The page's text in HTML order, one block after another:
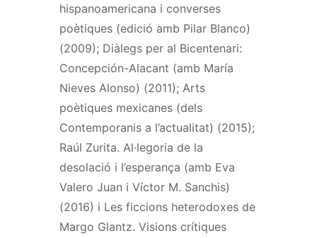
hispanoamericana i converses
poètiques (edició amb Pilar Blanco)
(2009); Diàlegs per al Bicentenari:
Concepción-Alacant (amb María
Nieves Alonso) (2011); Arts
poètiques mexicanes (dels
Contemporanis a l’actualitat) (2015);
Raúl Zurita. Al·legoria de la
desolació i l’esperança (amb Eva
Valero Juan i Víctor M. Sanchis)
(2016) i Les ficcions heterodoxes de
Margo Glantz. Visions crítiques